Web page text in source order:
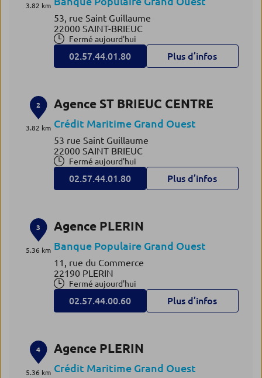
3.82 km
53, rue Saint Guillaume
22000 SAINT-BRIEUC
Fermé aujourd'hui
02.57.44.01.80 Plus d’infos
2
3.82 km
Agence ST BRIEUC CENTRE
Crédit Maritime Grand Ouest
53 rue Saint Guillaume
22000 SAINT BRIEUC
Fermé aujourd'hui
02.57.44.01.80 Plus d’infos
3
5.36 km
Agence PLERIN
Banque Populaire Grand Ouest
11, rue du Commerce
22190 PLERIN
Fermé aujourd'hui
02.57.44.00.60 Plus d’infos
4
5.36 km
Agence PLERIN
Crédit Maritime Grand Ouest